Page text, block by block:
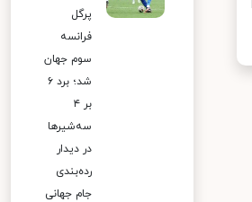
پرگل
فرانسه
سوم جهان
شد؛ برد ۶
بر ۴
سه‌شیرها
در دیدار
رده‌بندی
جام جهانی